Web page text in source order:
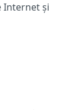
Internet și